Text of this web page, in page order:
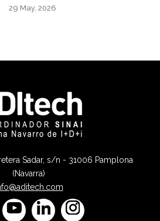
29 May, 2026
Sadar, s/n - 31006 Pamplona
(Navarra)